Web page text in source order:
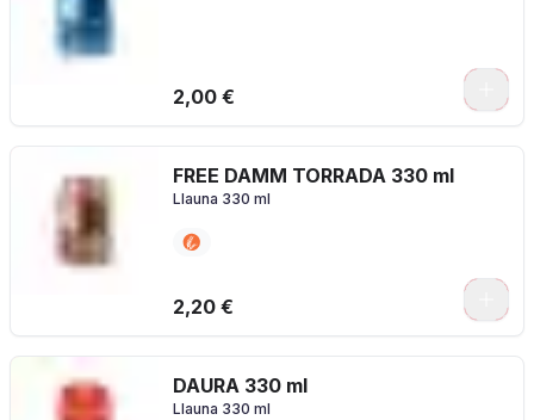
2,00 €
FREE DAMM TORRADA 330 ml
Llauna 330 ml
2,20 €
DAURA 330 ml
Llauna 330 ml